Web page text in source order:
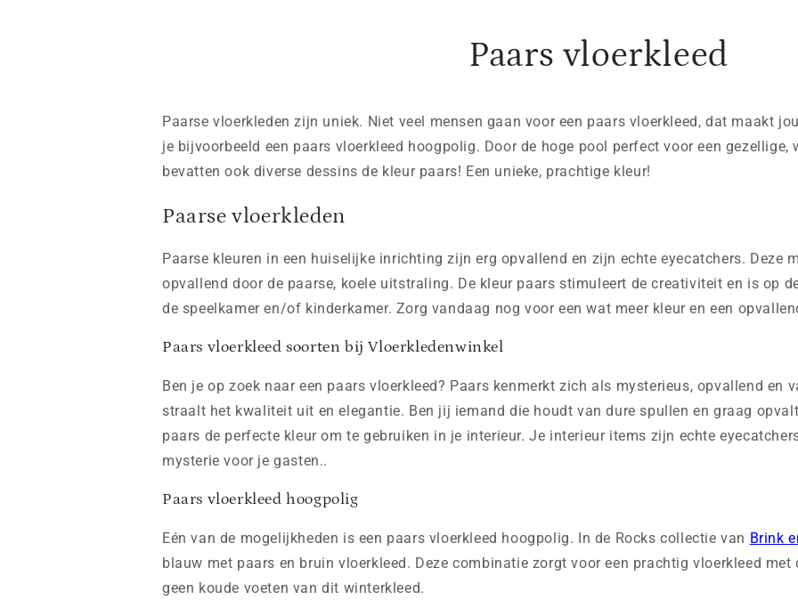
Paars vloerkleed
Paarse vloerkleden zijn uniek. Niet veel mensen gaan voor een paars vloerkleed, dat maakt
je bijvoorbeeld een paars vloerkleed hoogpolig. Door de hoge pool perfect voor een gezellige,
bevatten ook diverse dessins de kleur paars! Een unieke, prachtige kleur!
Paarse vloerkleden
Paarse kleuren in een huiselijke inrichting zijn erg opvallend en zijn echte eyecatchers. Deze
opvallend door de paarse, koele uitstraling. De kleur paars stimuleert de creativiteit en is op
de speelkamer en/of kinderkamer. Zorg vandaag nog voor een wat meer kleur en een
Paars vloerkleed soorten bij Vloerkledenwinkel
Ben je op zoek naar een paars vloerkleed? Paars kenmerkt zich als mysterieus, opvallend en
straalt het kwaliteit uit en elegantie. Ben jij iemand die houdt van dure spullen en graag
paars de perfecte kleur om te gebruiken in je interieur. Je interieur items zijn echte
mysterie voor je gasten..
Paars vloerkleed hoogpolig
Eén van de mogelijkheden is een paars vloerkleed hoogpolig. In de Rocks collectie van Brink
blauw met paars en bruin vloerkleed. Deze combinatie zorgt voor een prachtig vloerkleed
geen koude voeten van dit winterkleed.